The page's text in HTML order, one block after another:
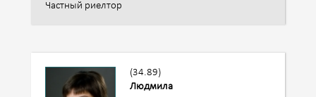
Частный риелтор
(34.89)
Людмила